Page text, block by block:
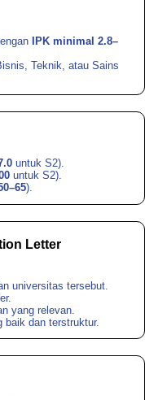
IPK minimal 2.8–
Teknik, atau Sains
untuk S2).
untuk S2).
).
Letter
universitas tersebut.
yang relevan.
baik dan terstruktur.